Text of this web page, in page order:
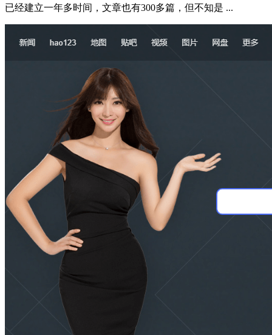
已经建立一年多时间，文章也有300多篇，但不知是 ...